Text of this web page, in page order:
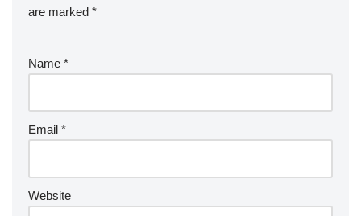
are marked *
Name *
Email *
Website